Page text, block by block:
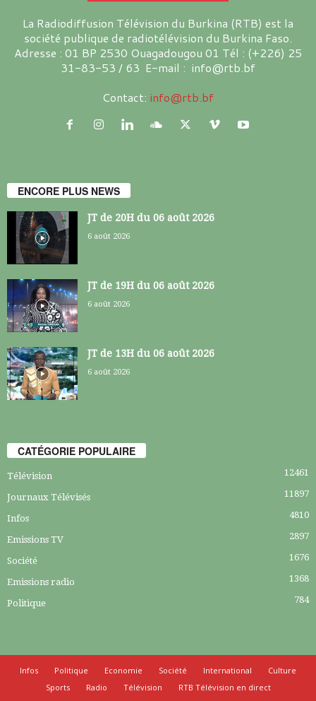
La Radiodiffusion Télévision du Burkina (RTB) est la
société publique de radiotélévision du Burkina Faso.
Adresse : 01 BP 2530 Ouagadougou 01 Tél : (+226) 25
31-83-53 / 63 E-mail : info@rtb.bf
Contact: info@rtb.bf
ENCORE PLUS NEWS
JT de 20H du 06 août 2026
6 août 2026
JT de 19H du 06 août 2026
6 août 2026
JT de 13H du 06 août 2026
6 août 2026
CATÉGORIE POPULAIRE
Télévision 12461
Journaux Télévisés 11897
Infos 4810
Emissions TV 2897
Société 1676
Emissions radio 1368
Politique 784
Infos Politique Economie Société International
Culture
Sports
Radio Télévision
RTB Télévision en direct